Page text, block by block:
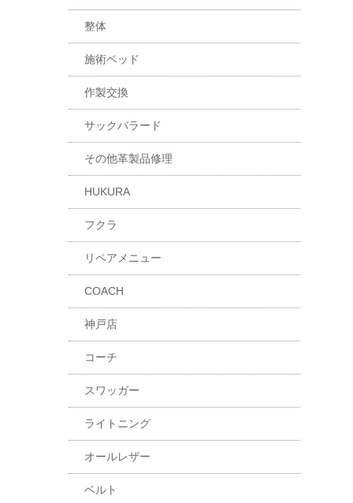
整体
施術ベッド
作製交換
サックバラード
その他革製品修理
HUKURA
フクラ
リペアメニュー
COACH
神戸店
コーチ
スワッガー
ライトニング
オールレザー
ベルト